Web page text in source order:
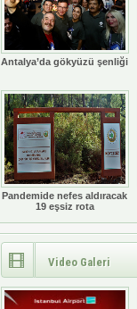
Antalya’da gökyüzü şenliği
Pandemide nefes aldıracak
19 eşsiz rota
Video Galeri